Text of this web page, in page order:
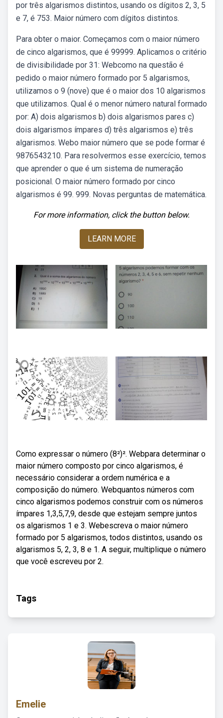
por três algarismos distintos, usando os dígitos 2, 3, 5
e 7, é 753. Maior número com dígitos distintos.
Para obter o maior. Começamos com o maior número
de cinco algarismos, que é 99999. Aplicamos o critério
de divisibilidade por 31: Webcomo na questão é
pedido o maior número formado por 5 algarismos,
utilizamos o 9 (nove) que é o maior dos 10 algarismos
que utilizamos. Qual é o menor número natural formado
por: A) dois algarismos b) dois algarismos pares c)
dois algarismos ímpares d) três algarismos e) três
algarismos. Webo maior número que se pode formar é
9876543210. Para resolvermos esse exercício, temos
que aprender o que é um sistema de numeração
posicional. O maior número formado por cinco
algarismos é 99. 999. Novas perguntas de matemática.
For more information, click the button below.
LEARN MORE
Como expressar o número (8²)². Webpara determinar o
maior número composto por cinco algarismos, é
necessário considerar a ordem numérica e a
composição do número. Webquantos números com
cinco algarismos podemos construir com os números
ímpares 1,3,5,7,9, desde que estejam sempre juntos
os algarismos 1 e 3. Webescreva o maior número
formado por 5 algarismos, todos distintos, usando os
algarismos 5, 2, 3, 8 e 1. A seguir, multiplique o número
que você escreveu por 2.
Tags
Emelie